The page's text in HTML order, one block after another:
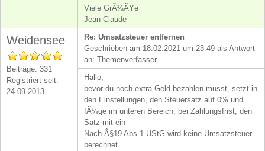
Viele GrÃ¼ÃŸe
Jean-Claude
Weidensee
Beiträge: 331
Registriert seit:
24.09.2013
Re: Umsatzsteuer entfernen
Geschrieben am 18.02.2021 um 23:49 als Antwort
an: Themenverfasser
Hallo,
bevor du noch extra Geld bezahlen musst, setzt in
den Einstellungen, den Steuersatz auf 0% und
fÃ¼ge im unteren Bereich, bei Zahlungsfrist, den
Satz mit ein
Nach Â§19 Abs 1 UStG wird keine Umsatzsteuer
berechnet.